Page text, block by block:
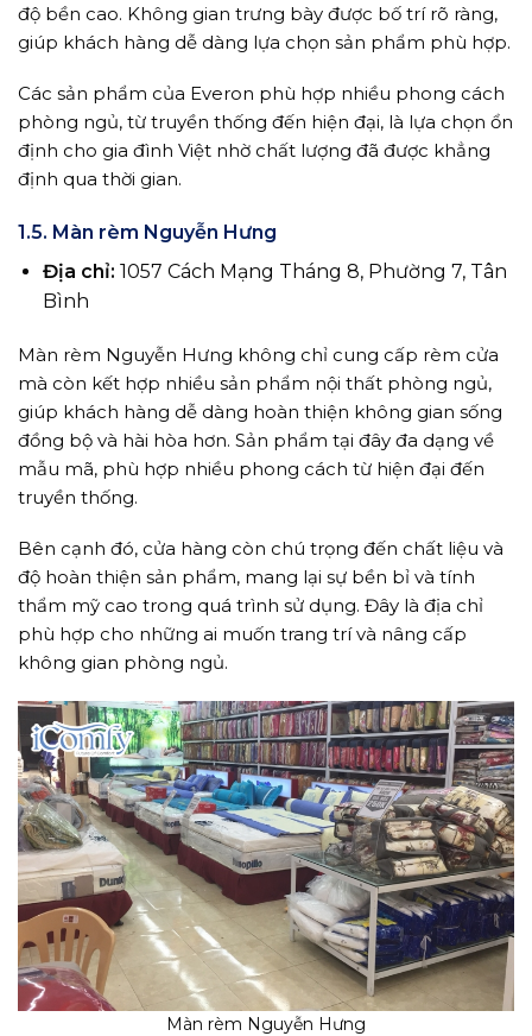
độ bền cao. Không gian trưng bày được bố trí rõ ràng,
giúp khách hàng dễ dàng lựa chọn sản phẩm phù hợp.
Các sản phẩm của Everon phù hợp nhiều phong cách
phòng ngủ, từ truyền thống đến hiện đại, là lựa chọn ổn
định cho gia đình Việt nhờ chất lượng đã được khẳng
định qua thời gian.
1.5. Màn rèm Nguyễn Hưng
Địa chỉ: 1057 Cách Mạng Tháng 8, Phường 7, Tân
Bình
Màn rèm Nguyễn Hưng không chỉ cung cấp rèm cửa
mà còn kết hợp nhiều sản phẩm nội thất phòng ngủ,
giúp khách hàng dễ dàng hoàn thiện không gian sống
đồng bộ và hài hòa hơn. Sản phẩm tại đây đa dạng về
mẫu mã, phù hợp nhiều phong cách từ hiện đại đến
truyền thống.
Bên cạnh đó, cửa hàng còn chú trọng đến chất liệu và
độ hoàn thiện sản phẩm, mang lại sự bền bỉ và tính
thẩm mỹ cao trong quá trình sử dụng. Đây là địa chỉ
phù hợp cho những ai muốn trang trí và nâng cấp
không gian phòng ngủ.
Màn rèm Nguyễn Hưng